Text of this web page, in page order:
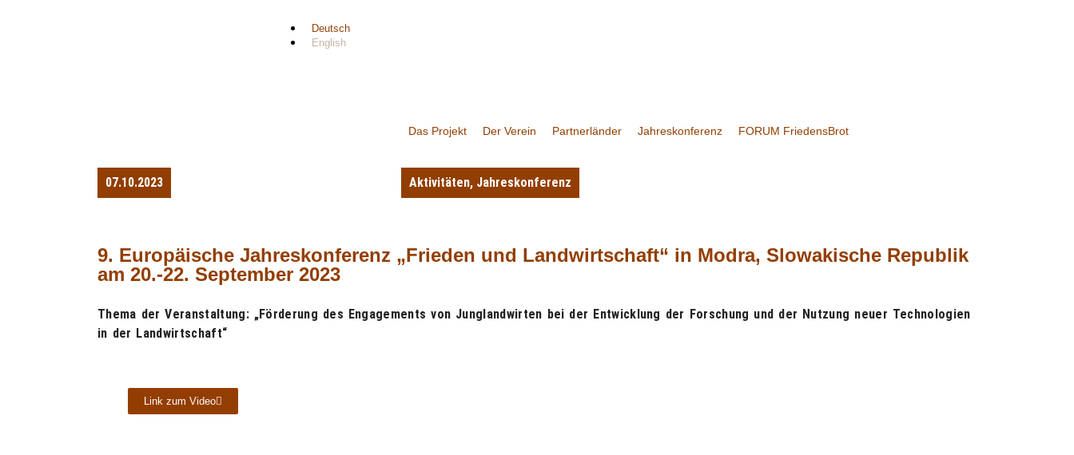
Deutsch
English
Das Projekt Der Verein Partnerländer Jahreskonferenz FORUM FriedensBrot
07.10.2023 Aktivitäten, Jahreskonferenz
9. Europäische Jahreskonferenz „Frieden und Landwirtschaft“ in Modra, Slowakische Republik
am 20.-22. September 2023
Thema der Veranstaltung: „Förderung des Engagements von Junglandwirten bei der Entwicklung der Forschung und der Nutzung neuer Technologien
in der Landwirtschaft“
Link zum Video